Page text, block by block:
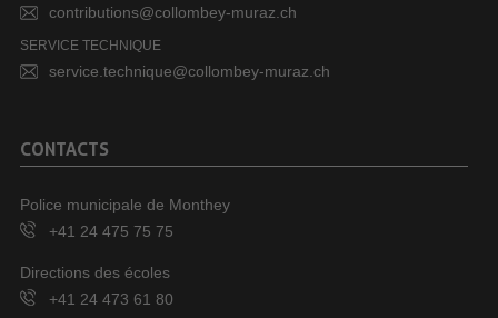
contributions@collombey-muraz.ch
SERVICE TECHNIQUE
service.technique@collombey-muraz.ch
CONTACTS
Police municipale de Monthey
+41 24 475 75 75
Directions des écoles
+41 24 473 61 80